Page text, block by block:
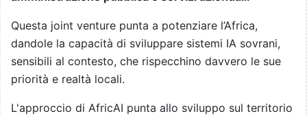
Questa joint venture punta a potenziare l’Africa,
dandole la capacità di sviluppare sistemi IA sovrani,
sensibili al contesto, che rispecchino davvero le sue
priorità e realtà locali.
L'approccio di AfricAI punta allo sviluppo sul territorio